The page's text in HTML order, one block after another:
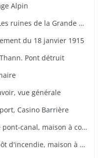
Alpin
Vieux-Thann : l'église en ruines (Les ruines de la Grande Guerre)
du 18 janvier 1915
Pont détruit
vue générale
Casino Barrière
Wolfersdorf, port de plaisance, le pont-canal, maison à colombages
Soppe-le-Bas : église, mairie, dépôt d'incendie, maison à colombages